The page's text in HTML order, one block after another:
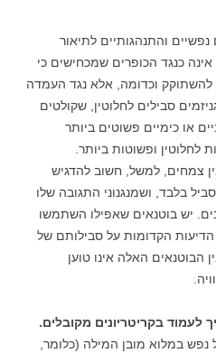
והתנהגותיים לתיאור
כנגד הכופרים שמכחישים כי
להשתוקק וכדומה, אלא נגד העמדה
סבילים לחלוטין, שקולטים
או כימיים פשוטים ביותר
לחלוטין ופשוטות ביותר.
צמחים, למשל, חשוב להדגיש
בלבד, ושמנגנוני התגובה שלו
יש בוטנאים שאפילו השתמשו
הדיעות הקדומות על סבילותם של
האלה אינו טוען
במלוא מובן המילה (כלומר,